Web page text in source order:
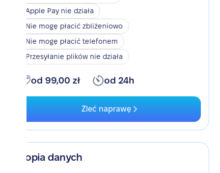
Apple Pay nie działa
Nie mogę płacić zbliżeniowo
Nie mogę płacić telefonem
Przesyłanie plików nie działa
od 99,00 zł od 24h
Zleć naprawę
Kopia danych